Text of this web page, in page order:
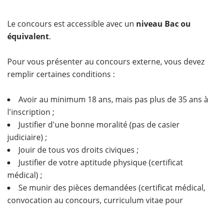
Le concours est accessible avec un niveau Bac ou
équivalent.
Pour vous présenter au concours externe, vous devez
remplir certaines conditions :
Avoir au minimum 18 ans, mais pas plus de 35 ans à
l'inscription ;
Justifier d'une bonne moralité (pas de casier
judiciaire) ;
Jouir de tous vos droits civiques ;
Justifier de votre aptitude physique (certificat
médical) ;
Se munir des pièces demandées (certificat médical,
convocation au concours, curriculum vitae pour